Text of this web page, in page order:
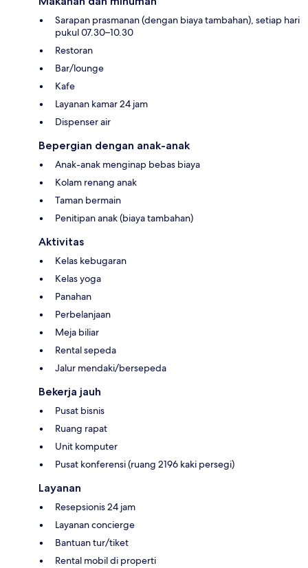
Sarapan prasmanan (dengan biaya tambahan), setiap hari
pukul 07.30–10.30
Restoran
Bar/lounge
Kafe
Layanan kamar 24 jam
Dispenser air
Bepergian dengan anak-anak
Anak-anak menginap bebas biaya
Kolam renang anak
Taman bermain
Penitipan anak (biaya tambahan)
Aktivitas
Kelas kebugaran
Kelas yoga
Panahan
Perbelanjaan
Meja biliar
Rental sepeda
Jalur mendaki/bersepeda
Bekerja jauh
Pusat bisnis
Ruang rapat
Unit komputer
Pusat konferensi (ruang 2196 kaki persegi)
Layanan
Resepsionis 24 jam
Layanan concierge
Bantuan tur/tiket
Rental mobil di properti